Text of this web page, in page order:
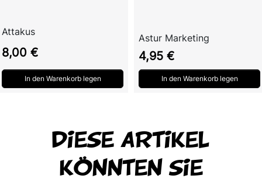
Attakus
Preis
8,00 €
In den Warenkorb legen
Astur Marketing
Preis
4,95 €
In den Warenkorb legen
DIESE ARTIKEL
KÖNNTEN SIE